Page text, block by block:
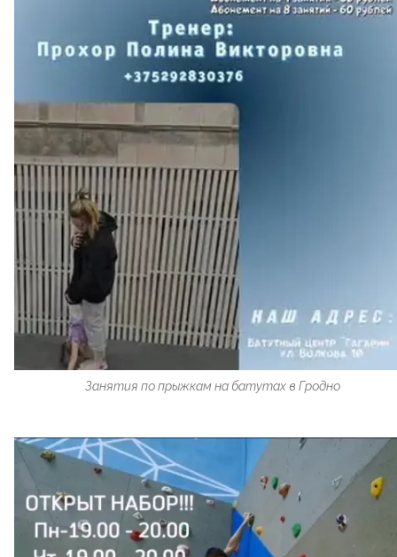
Занятия по прыжкам на батутах в Гродно